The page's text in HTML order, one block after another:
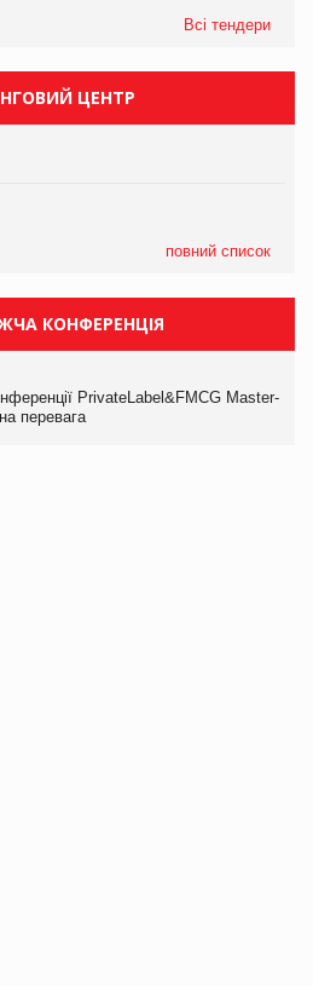
Всі тендери
ЦЕНТР
повний список
КОНФЕРЕНЦІЯ
PrivateLabel&FMCG Master-
перевага